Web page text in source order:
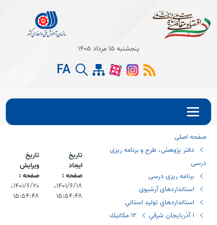
Open
پنجشنبه 15 مرداد 1405
FA
صفحه اصلی
دفتر پژوهش، طرح و برنامه ریزی
درسی
برنامه ریزی درسی
استانداردهای آرشیوی
استانداردهاي توليد استاني
١ آذربايجان شرقي
١٢ مكانيك
تاریخ
ایجاد
صفحه :
۱۴۰۱/۶/۱۸،‏
۱۵:۵۴:۴۸
تاریخ
ویرایش
صفحه :
۱۴۰۱/۶/۲۰،‏
۱۵:۵۴:۴۸